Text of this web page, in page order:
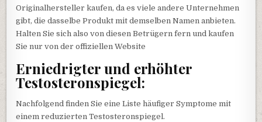
Originalhersteller kaufen, da es viele andere Unternehmen
gibt, die dasselbe Produkt mit demselben Namen anbieten.
Halten Sie sich also von diesen Betrügern fern und kaufen
Sie nur von der offiziellen Website
Erniedrigter und erhöhter
Testosteronspiegel:
Nachfolgend finden Sie eine Liste häufiger Symptome mit
einem reduzierten Testosteronspiegel.